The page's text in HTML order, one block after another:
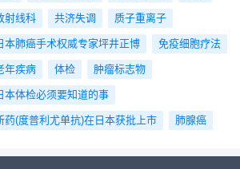
射线科 共济失调 质子重离子
本肺癌手术权威专家坪井正博 免疫细胞疗法
年疾病 体检 肿瘤标志物
本体检必须要知道的事
药(度普利尤单抗)在日本获批上市 肺腺癌